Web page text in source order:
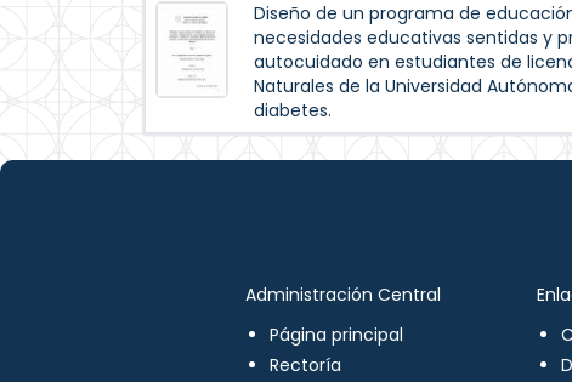
Diseño de un programa de
necesidades educativas sentidas y
autocuidado en estudiantes de
Naturales de la Universidad
diabetes.
Administración Central
Página principal
Rectoría